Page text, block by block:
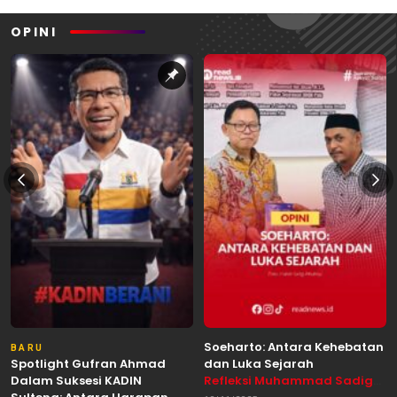
OPINI
BARU
Spotlight Gufran Ahmad
Dalam Suksesi KADIN
Soeharto: Antara Kehebatan
dan Luka Sejarah
Refleksi Muhammad Sadig